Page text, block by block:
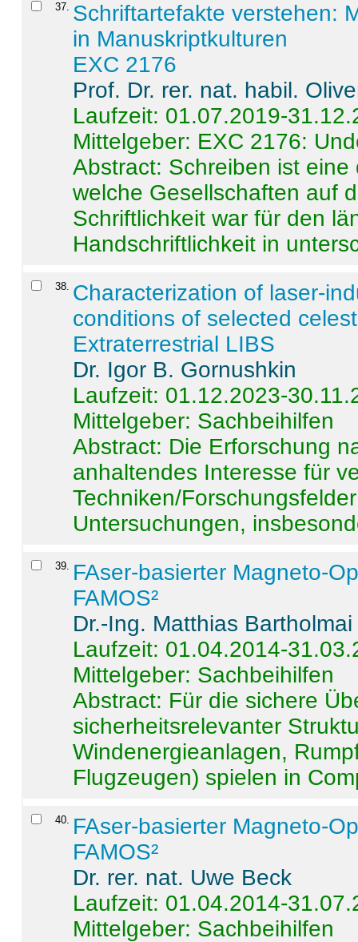
37. Schriftartefakte verstehen:
in Manuskriptkulturen
EXC 2176
Prof. Dr. rer. nat. habil.
Laufzeit: 01.07.2019-
Mittelgeber: EXC 2176:
Abstract: Schreiben ist
welche Gesellschaften auf
Schriftlichkeit war für den
Handschriftlichkeit in
38. Characterization of laser-
conditions of selected
Extraterrestrial LIBS
Dr. Igor B. Gornushkin
Laufzeit: 01.12.2023-
Mittelgeber: Sachbeihilfen
Abstract: Die Erforschung
anhaltendes Interesse für
Techniken/
Untersuchungen,
39. FAser-basierter Magneto-
FAMOS²
Dr.-Ing. Matthias Bartholmai
Laufzeit: 01.04.2014-
Mittelgeber: Sachbeihilfen
Abstract: Für die sichere
sicherheitsrelevanter
Windenergieanlagen,
Flugzeugen) spielen in
40. FAser-basierter Magneto-
FAMOS²
Dr. rer. nat. Uwe Beck
Laufzeit: 01.04.2014-
Mittelgeber: Sachbeihilfen